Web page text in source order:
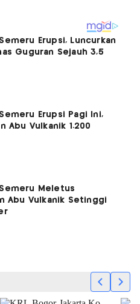
Erupsi, Luncurkan
Guguran Sejauh 3,5
Erupsi Pagi Ini,
Abu Vulkanik 1.200
Meletus
Abu Vulkanik Setinggi